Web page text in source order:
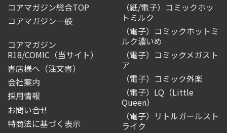
コアマガジン総合TOP
コアマガジン一般
コアマガジン
R18/COMIC （当サイト）
書店様へ（注文書）
会社案内
採用情報
お問い合せ
特商法に基づく表示
（紙/電子）コミックホッ
トミルク
（電子）コミックホットミ
ルク濃いめ
（電子）コミックメガスト
ア
（電子）コミック外楽
（電子）LQ（Little
Queen）
（電子）リトルガールスト
ライク